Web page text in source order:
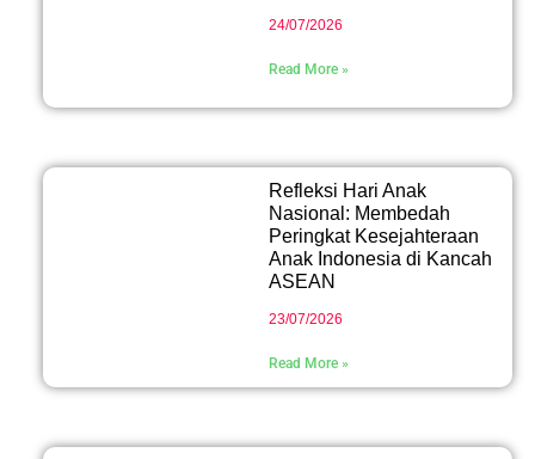
24/07/2026
Read More »
Refleksi Hari Anak
Nasional: Membedah
Peringkat Kesejahteraan
Anak Indonesia di Kancah
ASEAN
23/07/2026
Read More »